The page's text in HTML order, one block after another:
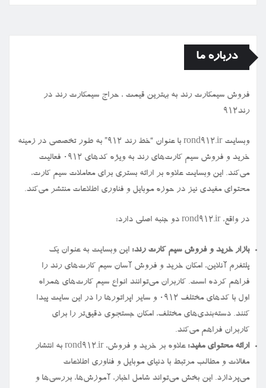
درباره ما
فروش سیمكارت رند به بهترین قیمت ، حراج سیمكارت رند در
رند912
وبسایت rond912.ir با عنوان “خط رند ۹۱۲” به طور تخصصی در زمینه
خرید و فروش سیم کارت‌های رند به ویژه کدهای ۰۹۱۲ فعالیت
می‌کند. این وبسایت علاوه بر ارائه بستری برای معاملات سیم کارت،
محتوای مفیدی نیز در حوزه موبایل و فناوری اطلاعات منتشر می‌کند.
در واقع، rond912.ir دو جنبه اصلی دارد:
بازار خرید و فروش سیم کارت رند: این وبسایت به عنوان یک
پلتفرم آنلاین، امکان خرید و فروش آسان سیم کارت‌های رند را
فراهم کرده است. کاربران می‌توانند انواع سیم کارت‌های همراه
اول با کدهای مختلف ۰۹۱۲ و سایر اپراتورها را در این سایت پیدا
کنند. دسته‌بندی‌های مختلف، امکان جستجوی دقیق‌تر را برای
کاربران فراهم می‌کند.
ارائه محتوای مفید:
علاوه بر خرید و فروش، rond912.ir به انتشار
مقالات و مطالب مرتبط با دنیای موبایل و فناوری اطلاعات
می‌پردازد. این بخش می‌تواند شامل اخبار، آموزش‌ها، بررسی‌ها و